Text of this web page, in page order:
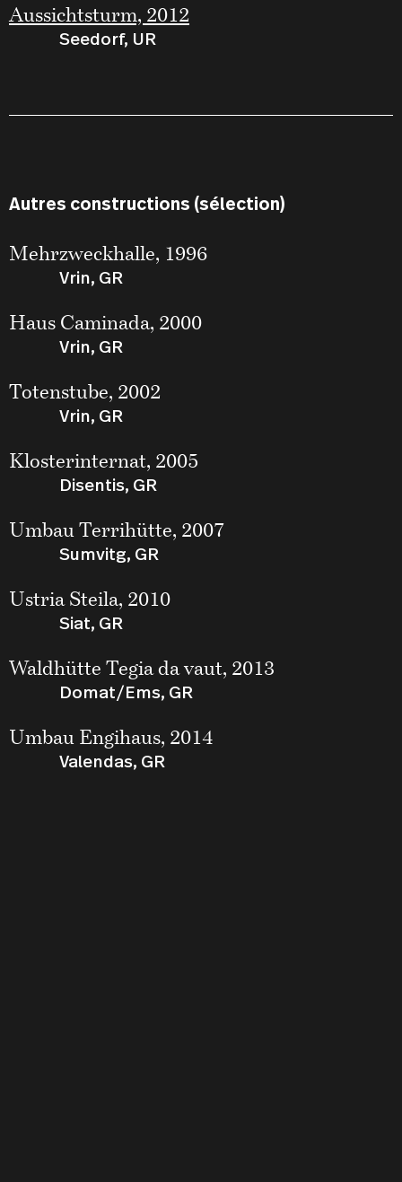
Aussichtsturm, 2012
Seedorf, UR
Autres constructions (sélection)
Mehrzweckhalle, 1996
Vrin, GR
Haus Caminada, 2000
Vrin, GR
Totenstube, 2002
Vrin, GR
Klosterinternat, 2005
Disentis, GR
Umbau Terrihütte, 2007
Sumvitg, GR
Ustria Steila, 2010
Siat, GR
Waldhütte Tegia da vaut, 2013
Domat/Ems, GR
Umbau Engihaus, 2014
Valendas, GR